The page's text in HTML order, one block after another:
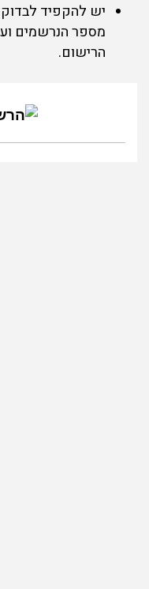
יש להקפיד
מספר הנרשמים
הרישום.